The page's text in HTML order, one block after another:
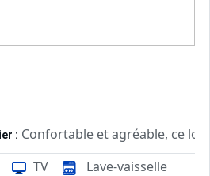
: Confortable et agréable, ce
TV Lave-vaisselle